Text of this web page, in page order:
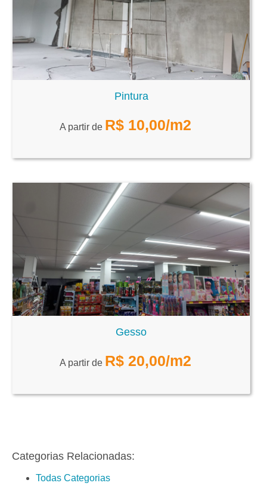
Pintura
A partir de R$ 10,00/m2
Gesso
A partir de R$ 20,00/m2
Categorias Relacionadas:
Todas Categorias